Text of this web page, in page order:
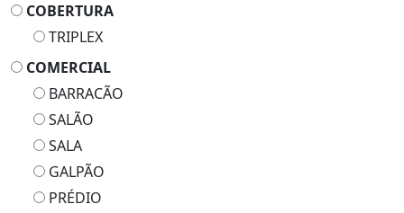
COBERTURA
TRIPLEX
COMERCIAL
BARRACÃO
SALÃO
SALA
GALPÃO
PRÉDIO